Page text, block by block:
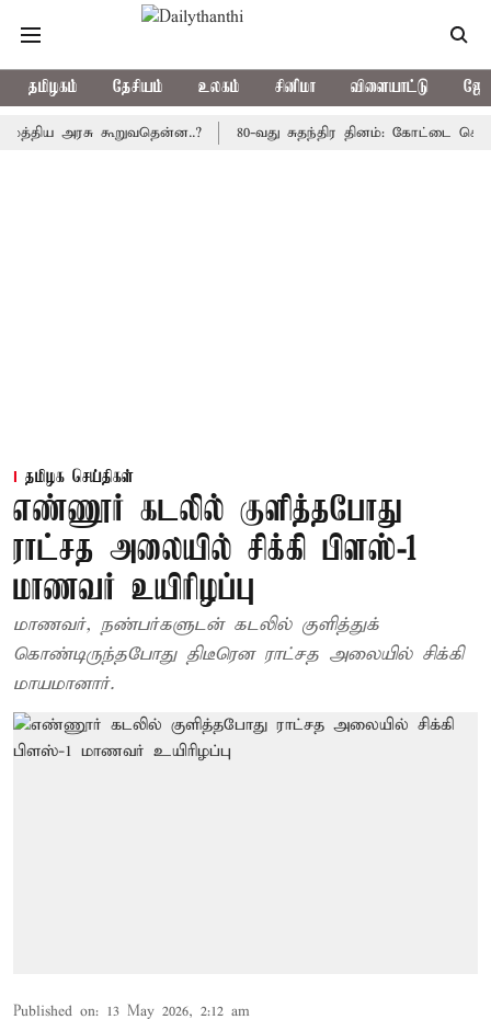
தமிழகம் தேசியம் உலகம் சினிமா விளையாட்டு
அரசு கூறுவதென்ன..? 80-வது சுதந்திர தினம்: கோட்டை
தமிழக செய்திகள்
எண்ணூர் கடலில் குளித்தபோது
ராட்சத அலையில் சிக்கி பிளஸ்-1
மாணவர் உயிரிழப்பு
மாணவர், நண்பர்களுடன் கடலில் குளித்துக்
கொண்டிருந்தபோது திடீரென ராட்சத அலையில் சிக்கி
மாயமானார்.
Published on: 13 May 2026, 2:12 am